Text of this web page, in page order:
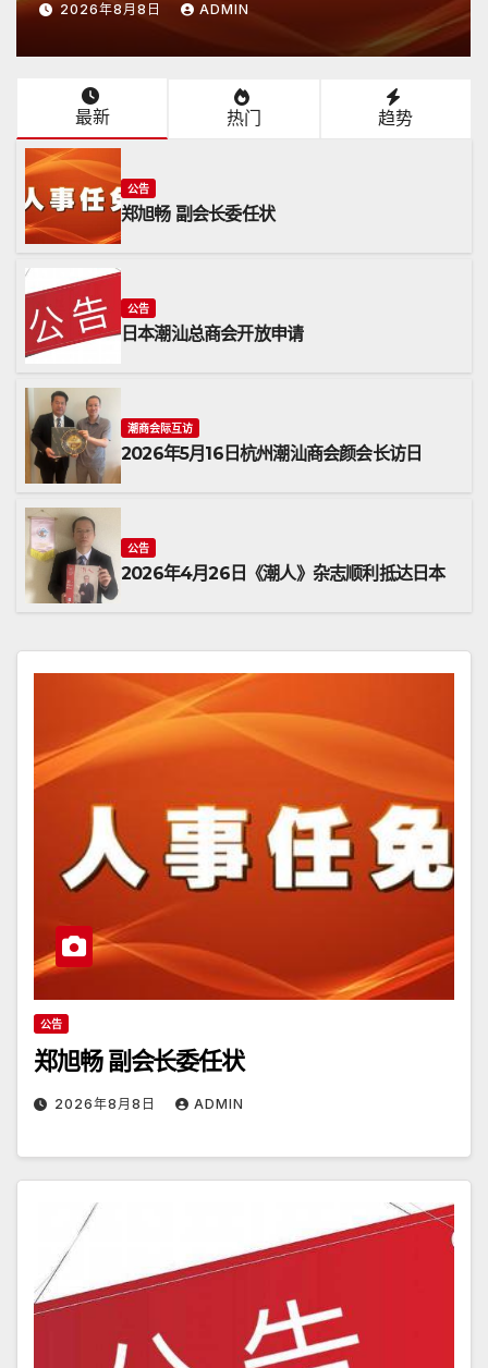
2026年6月15日 ADMIN
最新 热门 趋势
公告
郑旭畅 副会长委任状
公告
日本潮汕总商会开放申请
潮商会际互访
2026年5月16日杭州潮汕商会颜会长访日
公告
2026年4月26日《潮人》杂志顺利抵达日本
公告
郑旭畅 副会长委任状
2026年8月8日 ADMIN